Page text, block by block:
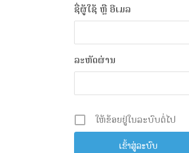
ຊື່ຜູ້ໃຊ້ ຫຼື ອີເມລ
ລະຫັດຜ່ານ
ໃຫ້ຂ້ອຍຢູ່ໃນລະບົບຕໍ່ໄປ